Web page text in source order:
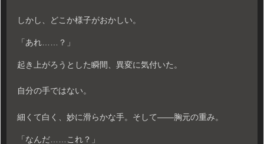
しかし、どこか様子がおかしい。
「あれ……？」
起き上がろうとした瞬間、異変に気付いた。
自分の手ではない。
細くて白く、妙に滑らかな手。そして――胸元の重み。
「なんだ……これ？」